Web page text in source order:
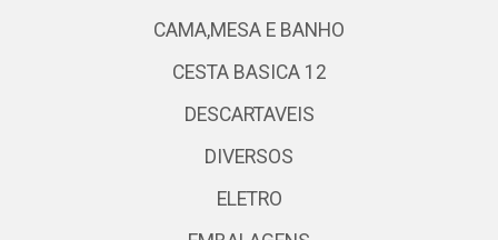
CAMA,MESA E BANHO
CESTA BASICA 12
DESCARTAVEIS
DIVERSOS
ELETRO